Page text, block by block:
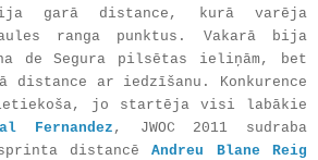
garā distance, kurā varēja
ranga punktus. Vakarā bija
de Segura pilsētas ieliņām, bet
distance ar iedzīšanu. Konkurence
jo startēja visi labākie
Fernandez, JWOC 2011 sudraba
sprinta distancēAndreu Blane Reig